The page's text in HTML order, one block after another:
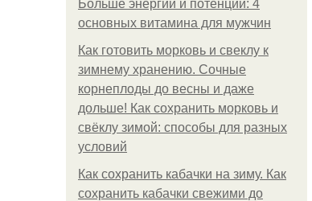
Больше энергии и потенции: 4
основных витамина для мужчин
Как готовить морковь и свеклу к
зимнему хранению. Сочные
корнеплоды до весны и даже
дольше! Как сохранить морковь и
свёклу зимой: способы для разных
условий
Как сохранить кабачки на зиму. Как
сохранить кабачки свежими до